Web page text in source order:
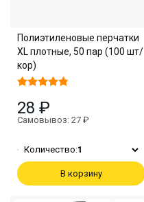
Полиэтиленовые перчатки
XL плотные, 50 пар (100 шт/
кор)
28 ₽
Самовывоз: 27 ₽
Количество:1
В корзину